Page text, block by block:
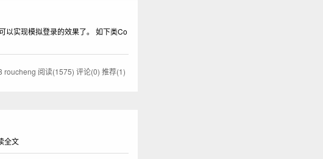
以实现模拟登录的效果了。 如下类Co
roucheng 阅读(1575) 评论(0) 推荐(1)
全文